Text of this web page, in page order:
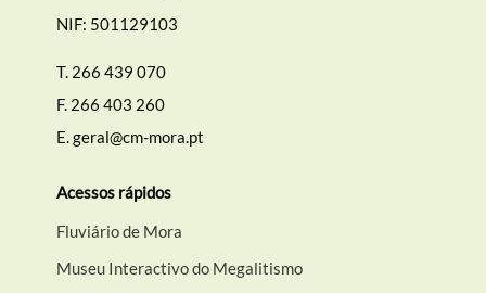
NIF: 501129103
T. 266 439 070
F. 266 403 260
E.geral@cm-mora.pt
Acessos rápidos
Fluviário de Mora
Museu Interactivo do Megalitismo